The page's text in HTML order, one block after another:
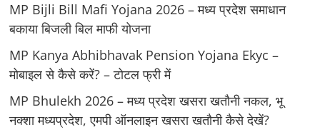
MP Bijli Bill Mafi Yojana 2026 – मध्य प्रदेश समाधान
बकाया बिजली बिल माफी योजना
MP Kanya Abhibhavak Pension Yojana Ekyc –
मोबाइल से कैसे करें? – टोटल फ्री में
MP Bhulekh 2026 – मध्य प्रदेश खसरा खतौनी नकल, भू
नक्शा मध्यप्रदेश, एमपी ऑनलाइन खसरा खतौनी कैसे देखें?